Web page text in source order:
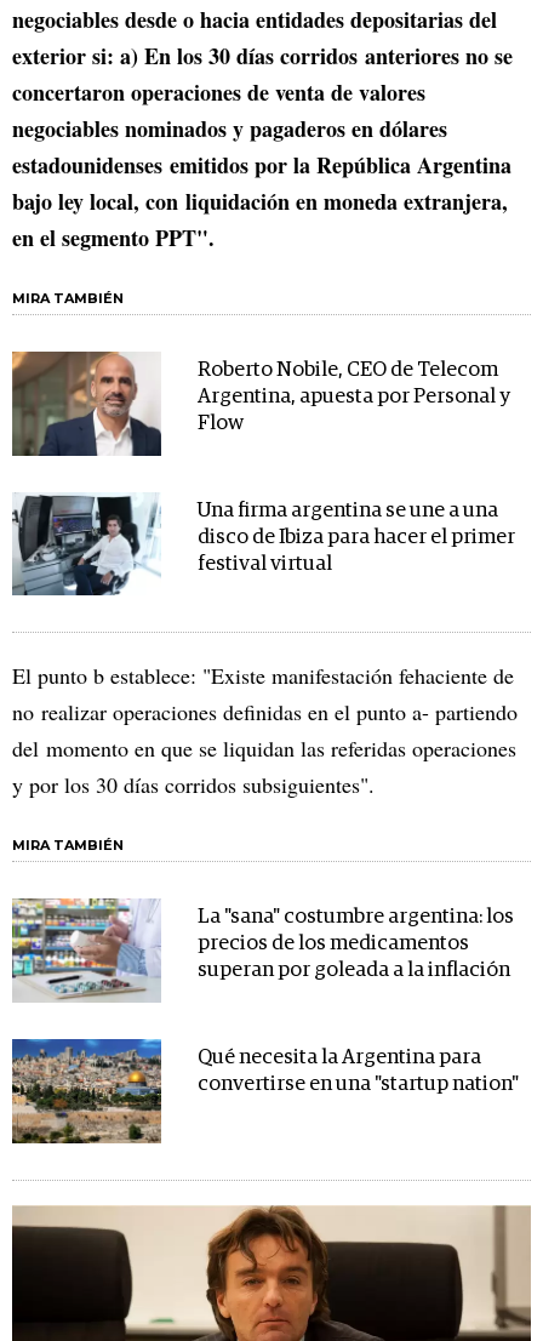
negociables desde o hacia entidades depositarias del
exterior si: a) En los 30 días corridos anteriores no se
concertaron operaciones de venta de valores
negociables nominados y pagaderos en dólares
estadounidenses emitidos por la República Argentina
bajo ley local, con liquidación en moneda extranjera,
en el segmento PPT".
MIRA TAMBIÉN
Roberto Nobile, CEO de Telecom
Argentina, apuesta por Personal y
Flow
Una firma argentina se une a una
disco de Ibiza para hacer el primer
festival virtual
El punto b establece: "Existe manifestación fehaciente de
no realizar operaciones definidas en el punto a- partiendo
del momento en que se liquidan las referidas operaciones
y por los 30 días corridos subsiguientes".
MIRA TAMBIÉN
La "sana" costumbre argentina: los
precios de los medicamentos
superan por goleada a la inflación
Qué necesita la Argentina para
convertirse en una "startup nation"